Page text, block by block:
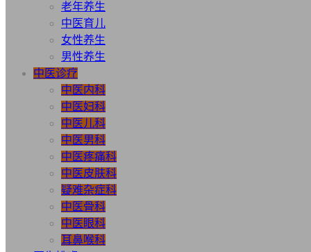
老年养生
中医育儿
女性养生
男性养生
中医诊疗
中医内科
中医妇科
中医儿科
中医男科
中医疼痛科
中医皮肤科
疑难杂症科
中医骨科
中医眼科
耳鼻喉科